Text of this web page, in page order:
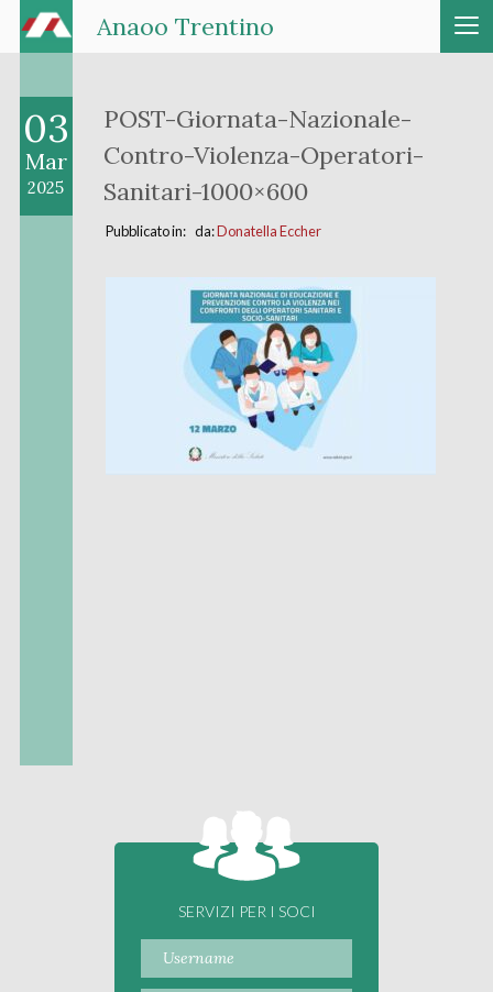
Anaoo Trentino
POST-Giornata-Nazionale-
Contro-Violenza-Operatori-
Sanitari-1000×600
03
Mar
2025
Pubblicato in: da:Donatella Eccher
SERVIZI PER I SOCI